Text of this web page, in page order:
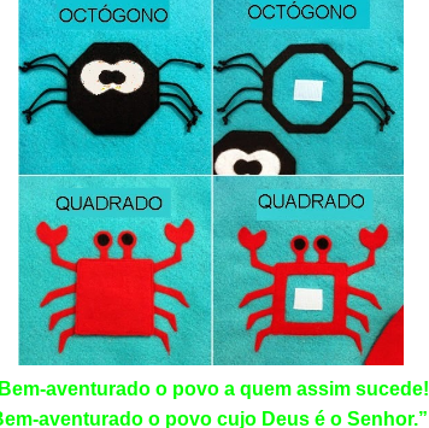
aventurado o povo a quem assim sucede!
aventurado o povo cujo Deus é o Senhor.”